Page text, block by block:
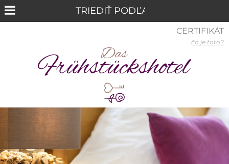
CERTIFIKÁT
čo je toto?